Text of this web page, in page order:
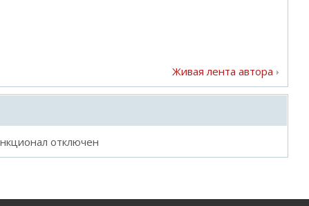
Живая лента автора
отключен